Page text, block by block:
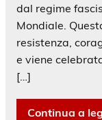
dal regime
Mondiale.
resistenza,
e viene
[…]
Continua a